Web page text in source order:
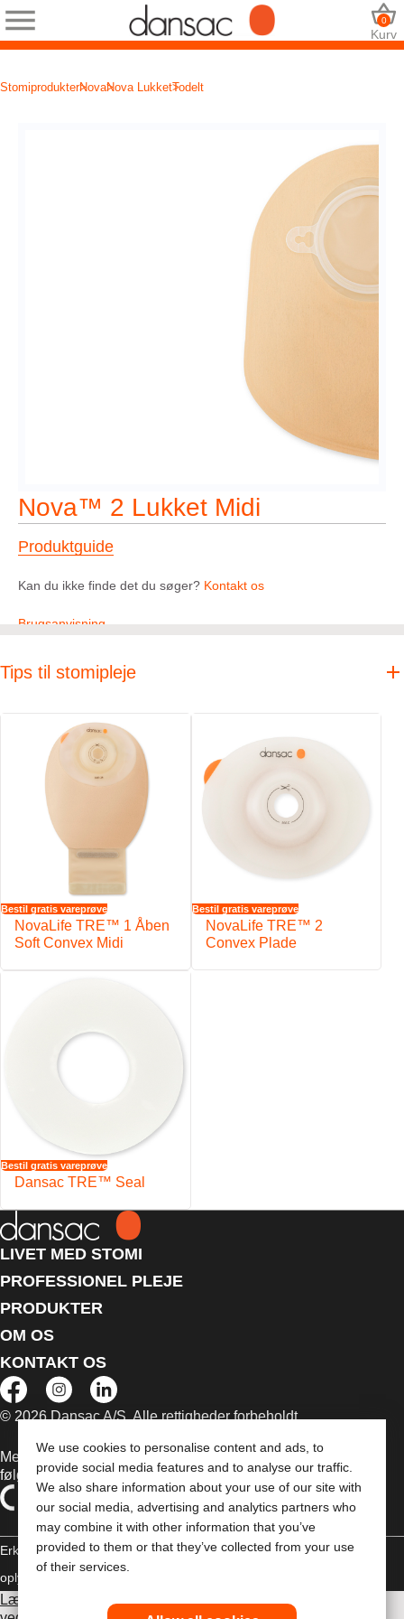
We use cookies to personalise content and ads, to
provide social media features and to analyse our traffic.
We also share information about your use of our site with
our social media, advertising and analytics partners who
may combine it with other information that you’ve
provided to them or that they’ve collected from your use
of their services.
Kurv
0
StomiprodukterNovaNova LukketTodelt
Nova™ 2 Lukket Midi
Produktguide
Kan du ikke finde det du søger? Kontakt os
Brugsanvisning
Tips til stomipleje
Bestil gratis vareprøve
NovaLife TRE™ 1 Åben
Soft Convex Midi
Bestil gratis vareprøve
NovaLife TRE™ 2
Convex Plade
Bestil gratis vareprøve
Dansac TRE™ Seal
LIVET MED STOMI
PROFESSIONEL PLEJE
PRODUKTER
OM OS
KONTAKT OS
© 2026 Dansac A/S. Alle rettigheder forbeholdt.
Medicinsk udstyr, der sælges i EU, er mærket med et af
følgende symboler
Erklæring om copyright Politik til beskyttelse af personlige
oplysninger
Læs venligst brugsvejledningen inden brug for information